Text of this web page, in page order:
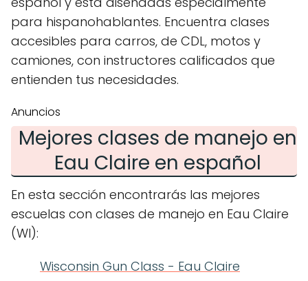
para hispanohablantes. Encuentra clases
accesibles para carros, de CDL, motos y
camiones, con instructores calificados que
entienden tus necesidades.
Anuncios
Mejores clases de manejo en
Eau Claire en español
En esta sección encontrarás las mejores
escuelas con clases de manejo en Eau Claire
(WI):
Wisconsin Gun Class - Eau Claire